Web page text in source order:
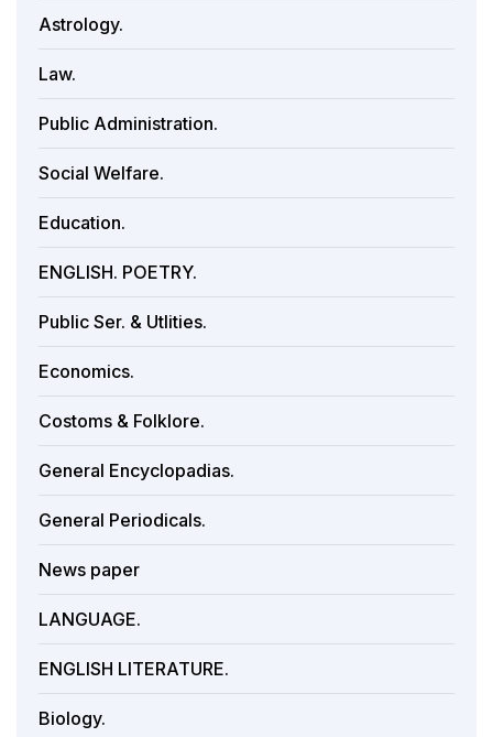
Astrology.
Law.
Public Administration.
Social Welfare.
Education.
ENGLISH. POETRY.
Public Ser. & Utlities.
Economics.
Costoms & Folklore.
General Encyclopadias.
General Periodicals.
News paper
LANGUAGE.
ENGLISH LITERATURE.
Biology.